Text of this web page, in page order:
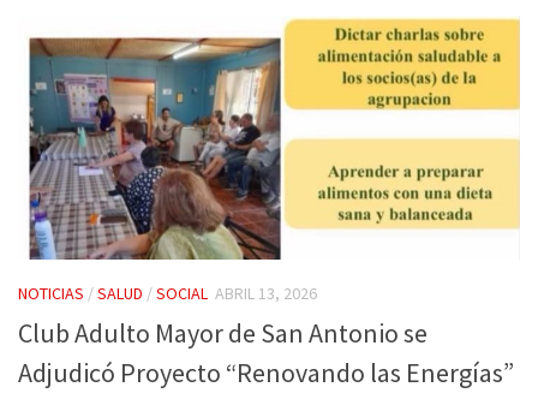
NOTICIAS /SALUD /SOCIAL ABRIL 13, 2026
Club Adulto Mayor de San Antonio se
Adjudicó Proyecto “Renovando las Energías”